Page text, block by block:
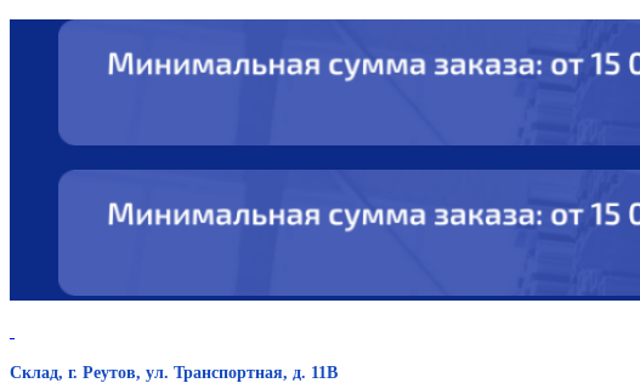
Склад, г. Реутов, ул. Транспортная, д. 11В